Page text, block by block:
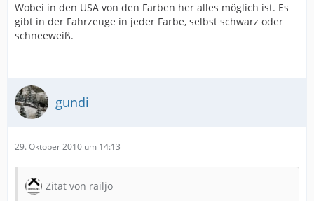
Wobei in den USA von den Farben her alles möglich ist. Es
gibt in der Fahrzeuge in jeder Farbe, selbst schwarz oder
schneeweiß.
gundi
29. Oktober 2010 um 14:13
Zitat von railjo